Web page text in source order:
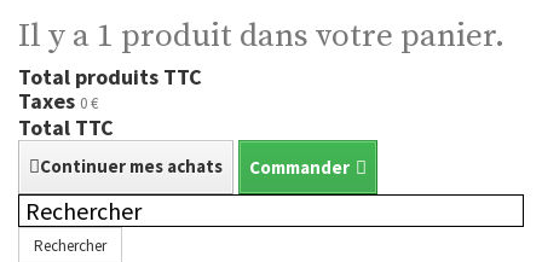
Il y a 1 produit dans votre panier.
Total produits TTC
Taxes 0 €
Total TTC
Continuer mes achats Commander
Rechercher